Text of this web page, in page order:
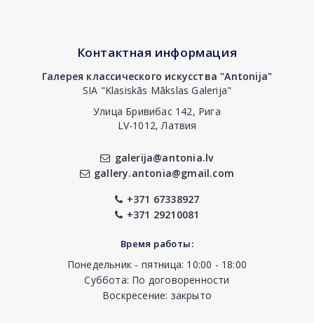
Контактная информация
Галерея классического искусства "Antonija"
SIA "Klasiskās Mākslas Galerija"
Улица Бривибас 142, Рига
LV-1012, Латвия
galerija@antonia.lv
gallery.antonia@gmail.com
+371 67338927
+371 29210081
Время работы:
Понедельник - пятница: 10:00 - 18:00
Суббота: По договоренности
Воскресение: закрыто